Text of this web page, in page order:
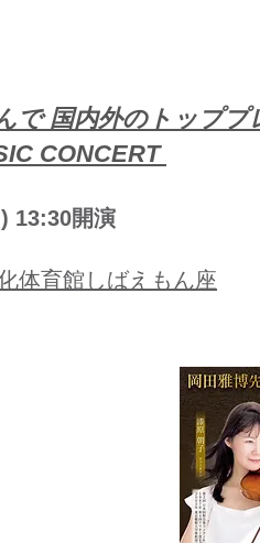
で 国内外のトッププ
CONCERT
13:30開演
体育館しばえもん座